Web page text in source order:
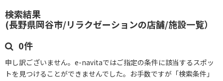
検索結果
(長野県岡谷市/リラクゼーションの店舗/施設一覧）
0件
申し訳ございません。e-navitaではご指定の条件に該当するスポッ
トを見つけることができませんでした。お手数ですが「検索条件」